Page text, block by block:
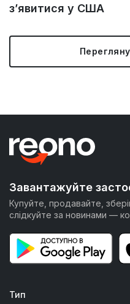
з’явитися у США
Завантажуйте
Купуйте, продавайте,
слідкуйте за новинами —
Тип